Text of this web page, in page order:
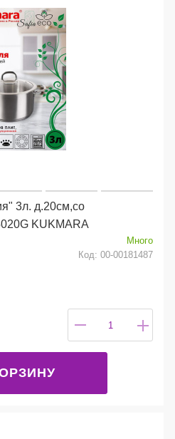
KUKMARA
Много
Код: 00-00181487